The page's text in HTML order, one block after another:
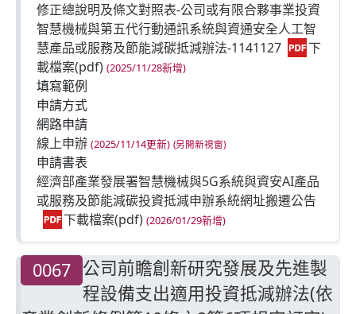
修正總說明及條文對照表-公司或有限合夥事業投資
智慧機械與第五代行動通訊系統與資通安全人工智
慧產品或服務及節能減碳抵減辦法-1141127
(2025/11/28新增)
填寫範例
申請方式
網路申請
線上申辦 (2025/11/14更新)
申請書表
經濟部產業發展署智慧機械與5G系統與資安AI產品
或服務及節能減碳投資抵減申辦系統網址搬遷公告
(2026/01/29新增)
0067 公司前瞻創新研究發展及先進製
程設備支出適用投資抵減辦法(依